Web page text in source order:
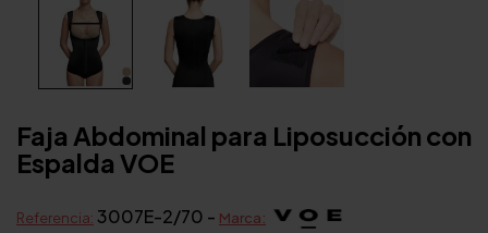
Faja Abdominal para Liposucción con
Espalda VOE
Referencia: 3007E-2/70 - Marca: